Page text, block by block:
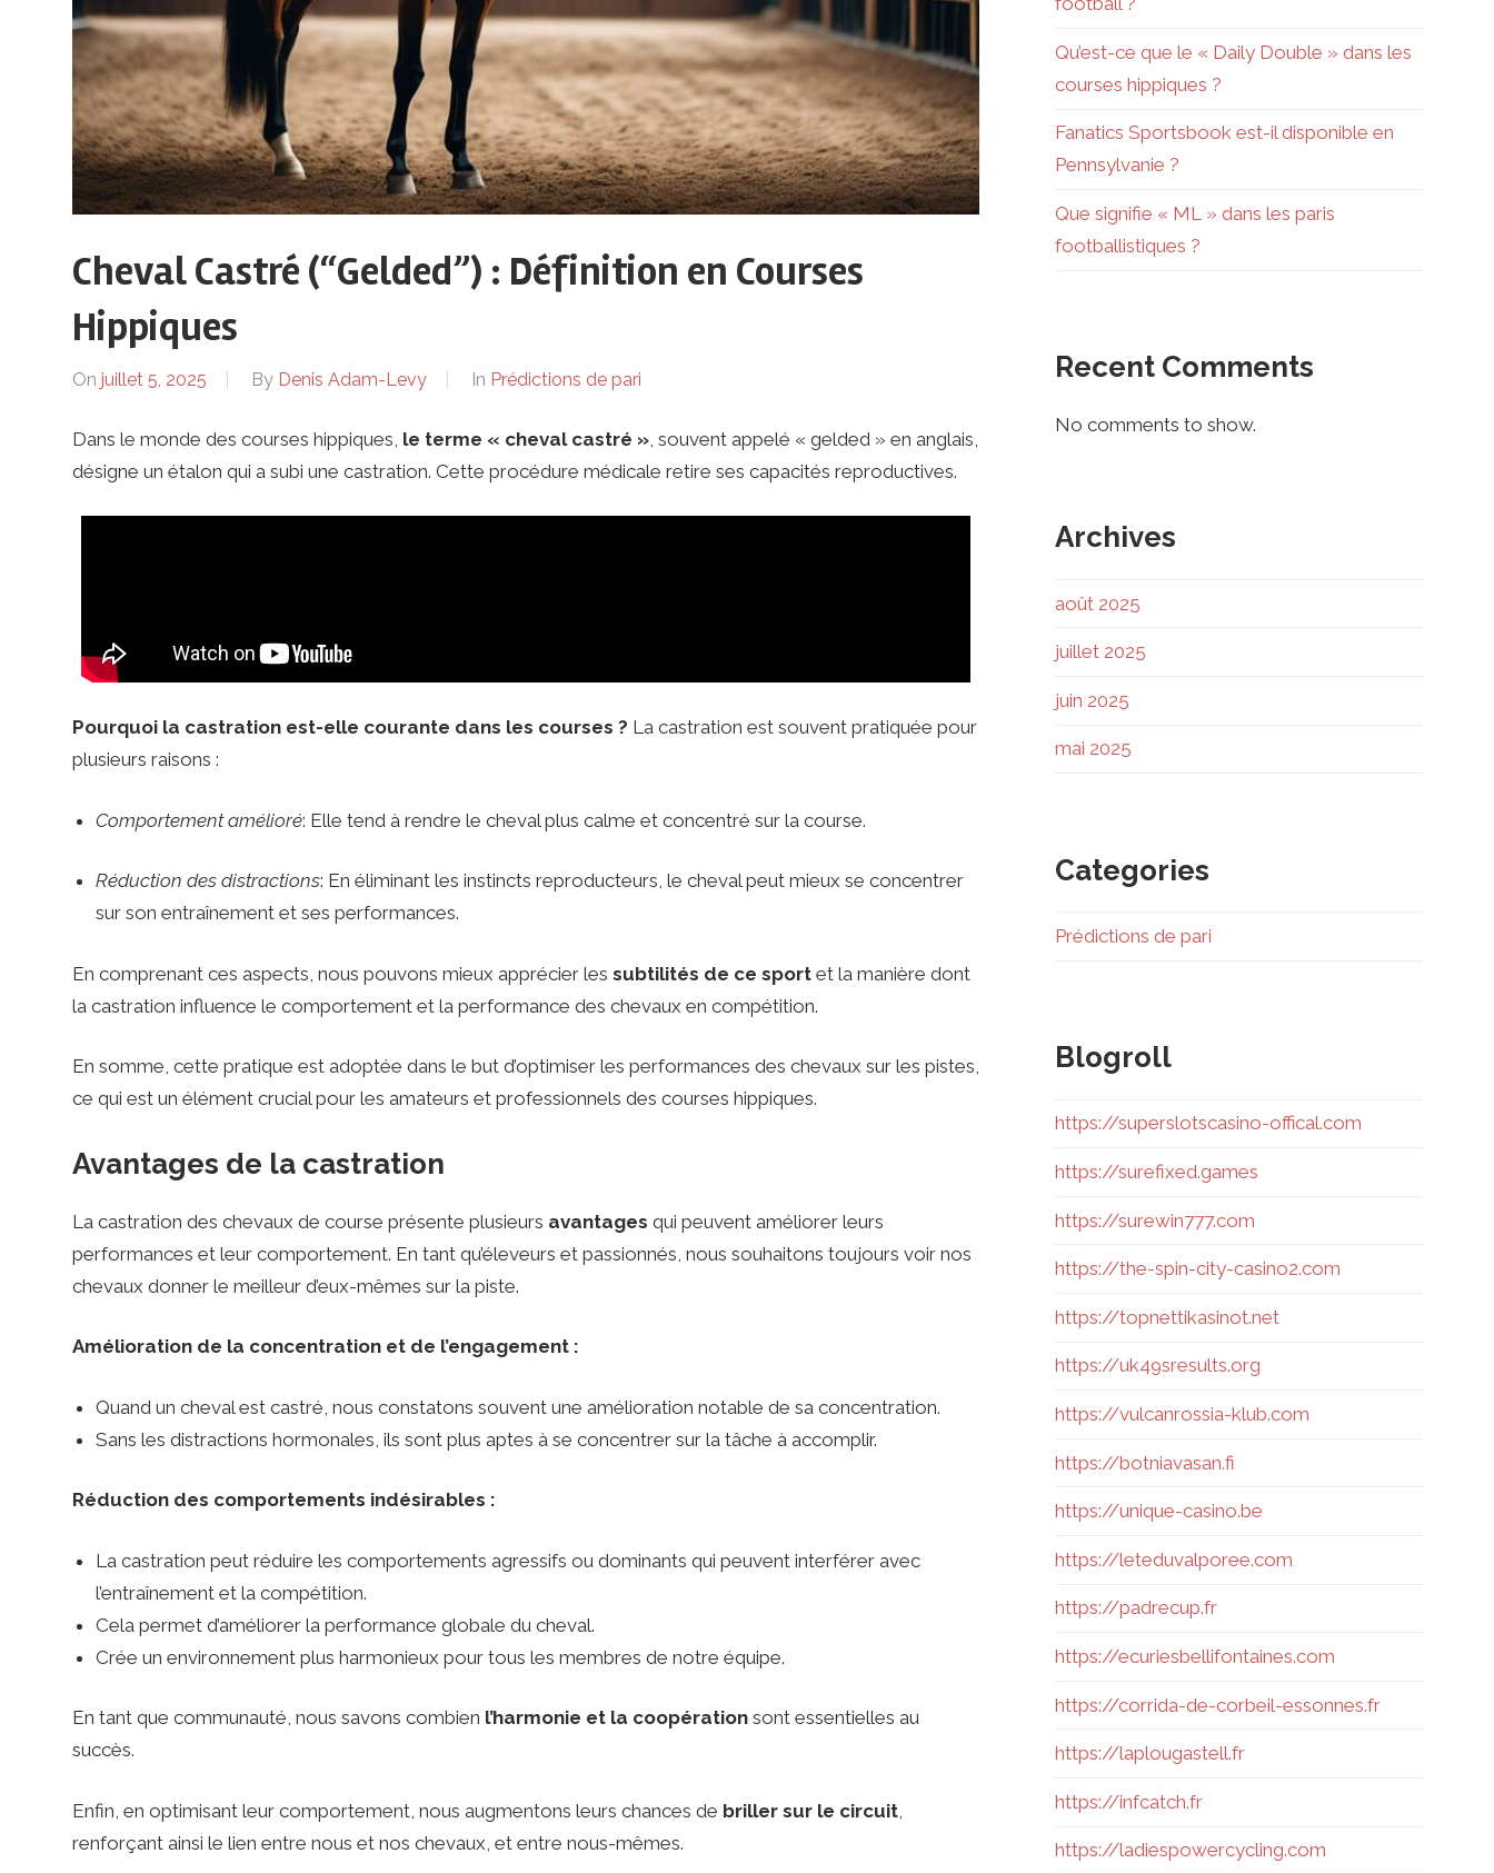
h
a
p
t
e
r
.
o
m
–
B
e
t
t
i
n
g
P
r
d
i
c
t
Cheval Castré (“Gelded”) : Définition en Courses
Hippiques
On juillet 5, 2025 By Denis Adam-Levy In Prédictions de pari
Dans le monde des courses hippiques, le terme « cheval castré », souvent appelé « gelded » en anglais,
désigne un étalon qui a subi une castration. Cette procédure médicale retire ses capacités reproductives.
Pourquoi la castration est-elle courante dans les courses ? La castration est souvent pratiquée pour
plusieurs raisons :
Comportement amélioré: Elle tend à rendre le cheval plus calme et concentré sur la course.
Réduction des distractions: En éliminant les instincts reproducteurs, le cheval peut mieux se concentrer
sur son entraînement et ses performances.
En comprenant ces aspects, nous pouvons mieux apprécier les subtilités de ce sportet la manière dont
la castration influence le comportement et la performance des chevaux en compétition.
En somme, cette pratique est adoptée dans le but d’optimiser les performances des chevaux sur les pistes,
ce qui est un élément crucial pour les amateurs et professionnels des courses hippiques.
Avantages de la castration
La castration des chevaux de course présente plusieurs avantages qui peuvent améliorer leurs
performances et leur comportement. En tant qu’éleveurs et passionnés, nous souhaitons toujours voir nos
chevaux donner le meilleur d’eux-mêmes sur la piste.
Amélioration de la concentration et de l’engagement :
Quand un cheval est castré, nous constatons souvent une amélioration notable de sa concentration.
Sans les distractions hormonales, ils sont plus aptes à se concentrer sur la tâche à accomplir.
Réduction des comportements indésirables :
La castration peut réduire les comportements agressifs ou dominants qui peuvent interférer avec
l’entraînement et la compétition.
Cela permet d’améliorer la performance globale du cheval.
Crée un environnement plus harmonieux pour tous les membres de notre équipe.
En tant que communauté, nous savons combien l’harmonie et la coopérationsont essentielles au
succès.
Enfin, en optimisant leur comportement, nous augmentons leurs chances de briller sur le circuit,
renforçant ainsi le lien entre nous et nos chevaux, et entre nous-mêmes.
Qu’est-ce que le « Daily Double » dans les
courses hippiques ?
Fanatics Sportsbook est-il disponible en
Pennsylvanie ?
Que signifie « ML » dans les paris
footballistiques ?
Recent Comments
No comments to show.
Archives
août 2025
juillet 2025
juin 2025
mai 2025
Categories
Prédictions de pari
Blogroll
https://superslotscasino-offical.com
https://surefixed.games
https://surewin777.com
https://the-spin-city-casino2.com
https://topnettikasinot.net
https://uk49sresults.org
https://vulcanrossia-klub.com
https://botniavasan.fi
https://unique-casino.be
https://leteduvalporee.com
https://padrecup.fr
https://ecuriesbellifontaines.com
https://corrida-de-corbeil-essonnes.fr
https://laplougastell.fr
https://infcatch.fr
https://ladiespowercycling.com